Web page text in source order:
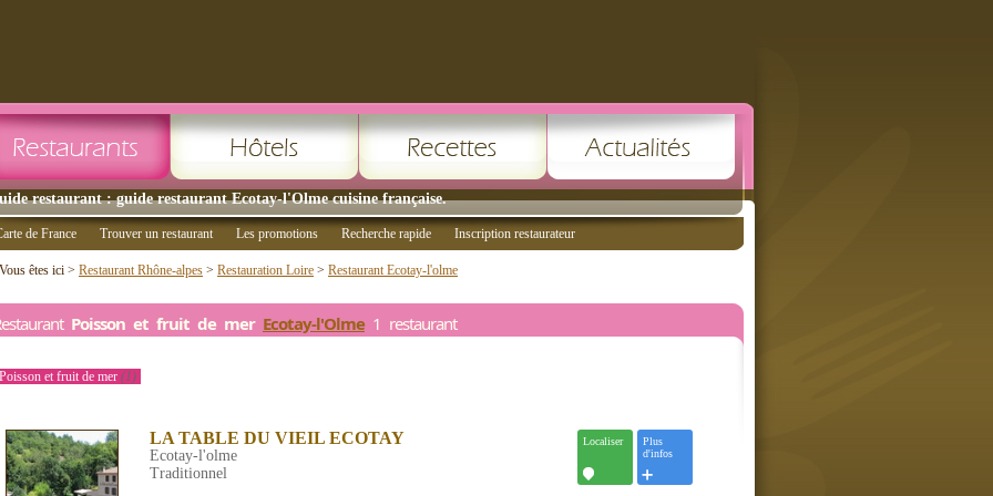
restaurant : guide restaurant Ecotay-l'Olme cuisine française.
de France Trouver un restaurant Les promotions Recherche rapide Inscription restaurateur
Vous êtes ici > Restaurant Rhône-alpes > Restauration Loire > Restaurant Ecotay-l'olme
Poisson et fruit de mer Ecotay-l'Olme1 restaurant
Poisson et fruit de mer (1)
LA TABLE DU VIEIL ECOTAY
Ecotay-l'olme
Traditionnel
Plus
d'infos
Localiser